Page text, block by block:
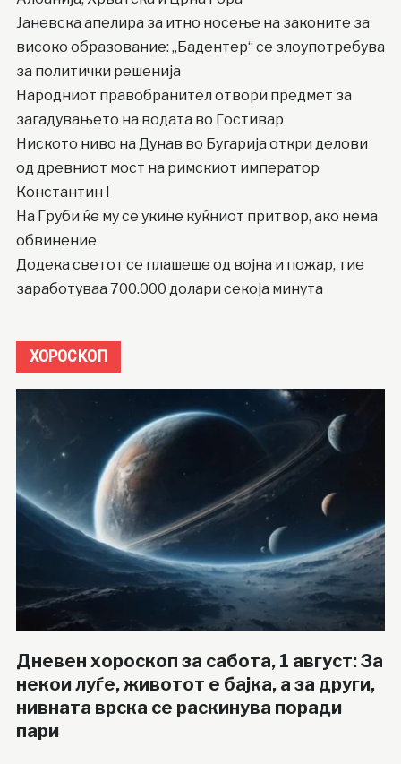
Јаневска апелира за итно носење на законите за
високо образование: „Бадентер“ се злоупотребува
за политички решенија
Народниот правобранител отвори предмет за
загадувањето на водата во Гостивар
Ниското ниво на Дунав во Бугарија откри делови
од древниот мост на римскиот император
Константин I
На Груби ќе му се укине куќниот притвор, ако нема
обвинение
Додека светот се плашеше од војна и пожар, тие
заработуваа 700.000 долари секоја минута
ХОРОСКОП
Дневен хороскоп за сабота, 1 август: За
некои луѓе, животот е бајка, а за други,
нивната врска се раскинува поради
пари